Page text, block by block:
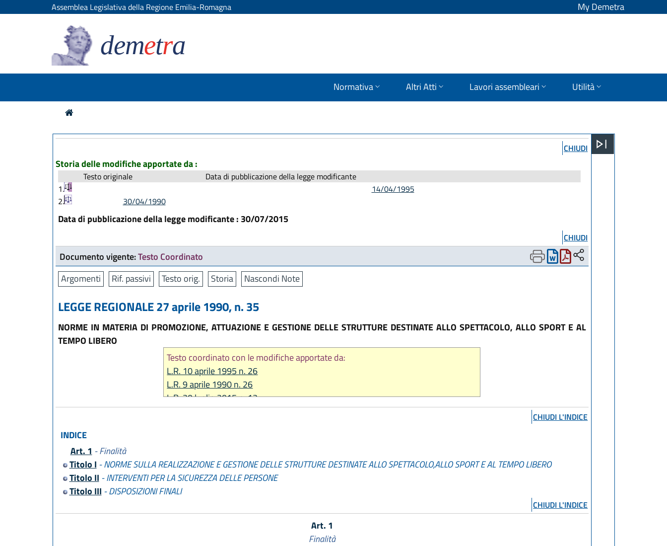
Assemblea Legislativa della Regione Emilia-Romagna My Demetra
demetra
Normativa Altri Atti Lavori assembleari Utilità
CHIUDI
Storia delle modifiche apportate da :
Testo originale
Data di pubblicazione della legge modificante
1.
14/04/1995
2.
30/04/1990
Data di pubblicazione della legge modificante : 30/07/2015
CHIUDI
Documento vigente:Testo Coordinato
Argomenti
Rif. passivi Testo orig. Storia Nascondi Note
LEGGE REGIONALE 27 aprile 1990, n. 35
NORME IN MATERIA DI PROMOZIONE, ATTUAZIONE E GESTIONE DELLE STRUTTURE DESTINATE ALLO SPETTACOLO, ALLO SPORT E AL
TEMPO LIBERO
Testo coordinato con le modifiche apportate da:
L.R. 10 aprile 1995 n. 26
L.R. 9 aprile 1990 n. 26
L.R. 30 luglio 2015 n. 13
CHIUDI L'INDICE
INDICE
Art. 1 - Finalità
Titolo I - NORME SULLA REALIZZAZIONE E GESTIONE DELLE STRUTTURE DESTINATE ALLO SPETTACOLO,ALLO SPORT E AL TEMPO LIBERO
Titolo II - INTERVENTI PER LA SICUREZZA DELLE PERSONE
Titolo III - DISPOSIZIONI FINALI
CHIUDI L'INDICE
Art. 1
Finalità